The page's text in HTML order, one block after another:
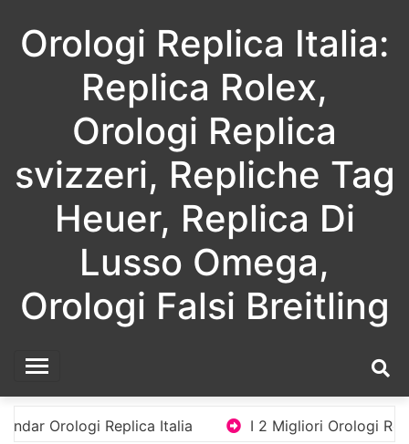
content
Orologi Replica Italia:
Replica Rolex,
Orologi Replica
svizzeri, Repliche Tag
Heuer, Replica Di
Lusso Omega,
Orologi Falsi Breitling
Replica Italia I 2 Migliori Orologi Replica